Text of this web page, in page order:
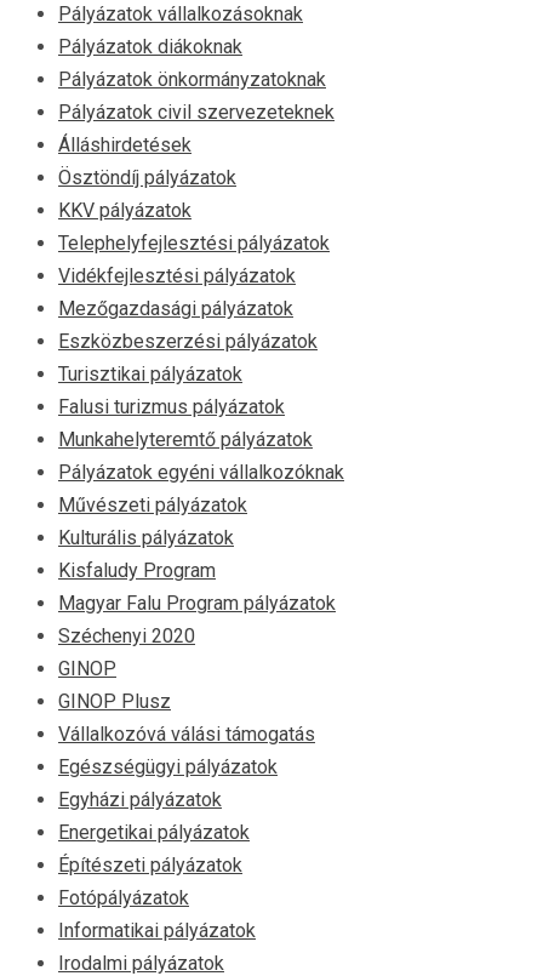
Pályázatok vállalkozásoknak
Pályázatok diákoknak
Pályázatok önkormányzatoknak
Pályázatok civil szervezeteknek
Álláshirdetések
Ösztöndíj pályázatok
KKV pályázatok
Telephelyfejlesztési pályázatok
Vidékfejlesztési pályázatok
Mezőgazdasági pályázatok
Eszközbeszerzési pályázatok
Turisztikai pályázatok
Falusi turizmus pályázatok
Munkahelyteremtő pályázatok
Pályázatok egyéni vállalkozóknak
Művészeti pályázatok
Kulturális pályázatok
Kisfaludy Program
Magyar Falu Program pályázatok
Széchenyi 2020
GINOP
GINOP Plusz
Vállalkozóvá válási támogatás
Egészségügyi pályázatok
Egyházi pályázatok
Energetikai pályázatok
Építészeti pályázatok
Fotópályázatok
Informatikai pályázatok
Irodalmi pályázatok